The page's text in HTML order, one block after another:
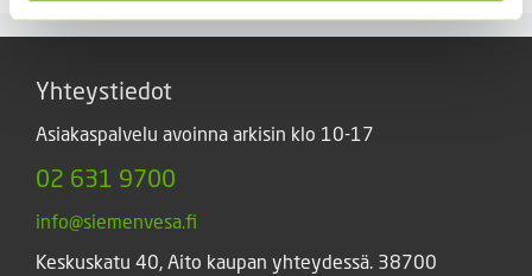
Yhteystiedot
Asiakaspalvelu avoinna arkisin klo 10-17
02 631 9700
info@siemenvesa.fi
Keskuskatu 40, Aito kaupan yhteydessä. 38700